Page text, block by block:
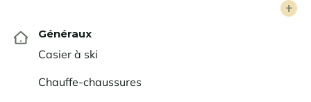
Généraux
Casier à ski
Chauffe-chaussures